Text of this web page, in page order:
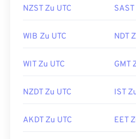
NZST Zu UTC SAST
WIB Zu UTC NDT
WIT Zu UTC GMT
NZDT Zu UTC IST
AKDT Zu UTC EET